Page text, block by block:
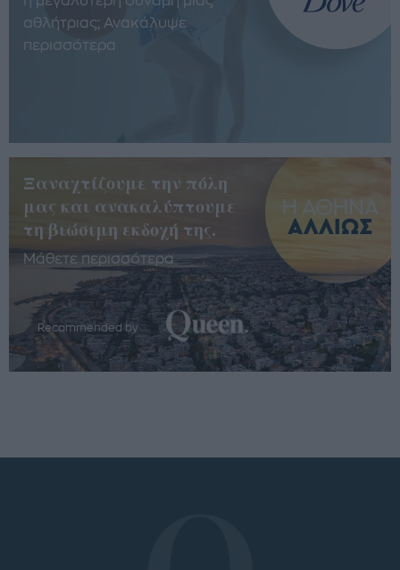
αθλήτριας; Ανακάλυψε
περισσότερα
Ξαναχτίζουμε την πόλη
μας και ανακαλύπτουμε
τη βιώσιμη εκδοχή της.
Μάθετε περισσότερα
Recommended by